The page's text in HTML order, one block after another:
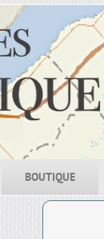
BOUTIQUE